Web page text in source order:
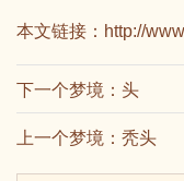
本文链接： http://
下一个梦境： 头
上一个梦境： 秃头